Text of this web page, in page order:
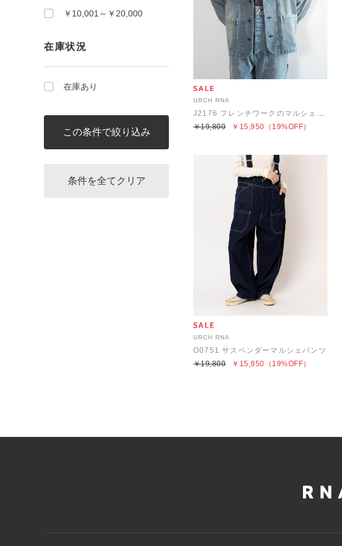
￥10,001～￥20,000
在庫状況
在庫あり
URCH RNA
J2176 フレンチワークのマルシェジャケット
￥15,950
￥19,800 （19%OFF）
URCH RNA
O0751 サスペンダーマルシェパンツ
￥15,950
￥19,800 （19%OFF）